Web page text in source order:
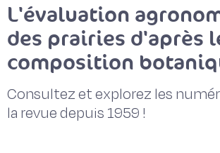
L'évaluation
des prairies d'après
composition
Consultez et explorez les
la revue depuis 1959 !